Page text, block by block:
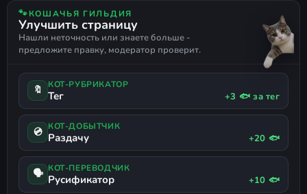
ЛИНЕЙНАЯ
🐾КОШАЧЬЯ ГИЛЬДИЯ
Улучшить страницу
Нашли неточность или знаете больше -
предложите правку, модератор проверит.
🔖 КОТ-РУБРИКАТОР
Тег +3 🐟 за тег
💿 КОТ-ДОБЫТЧИК
Раздачу +20 🐟
🗣 КОТ-ПЕРЕВОДЧИК
Русификатор +10 🐟